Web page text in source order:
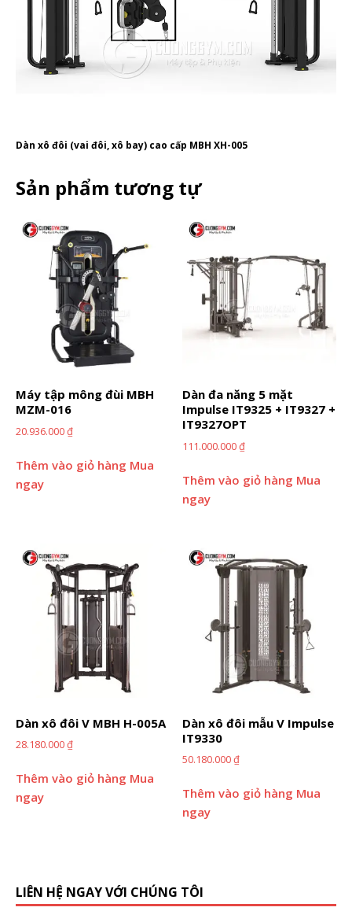
Dàn xô đôi (vai đôi, xô bay) cao cấp MBH XH-005
Sản phẩm tương tự
Máy tập mông đùi MBH
MZM-016
20.936.000₫
Thêm vào giỏ hàng Mua
ngay
Dàn đa năng 5 mặt
Impulse IT9325 + IT9327 +
IT9327OPT
111.000.000₫
Thêm vào giỏ hàng Mua
ngay
Dàn xô đôi V MBH H-005A
28.180.000₫
Thêm vào giỏ hàng Mua
ngay
Dàn xô đôi mẫu V Impulse
IT9330
50.180.000₫
Thêm vào giỏ hàng Mua
ngay
LIÊN HỆ NGAY VỚI CHÚNG TÔI